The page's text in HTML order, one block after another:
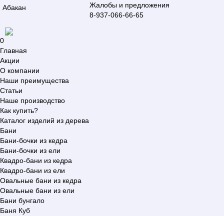
Абакан
Жалобы и предложения
8-937-066-66-65
0
Главная
Акции
О компании
Наши преимущества
Статьи
Наше производство
Как купить?
Каталог изделий из дерева
Бани
Бани-бочки из кедра
Бани-бочки из ели
Квадро-бани из кедра
Квадро-бани из ели
Овальные бани из кедра
Овальные бани из ели
Бани бунгало
Баня Куб